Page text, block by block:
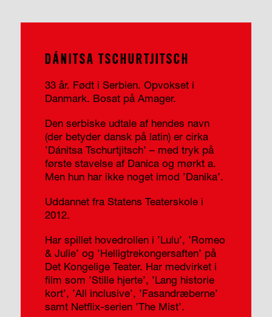
DÁNITSA TSCHURTJITSCH
33 år. Født i Serbien. Opvokset i
Danmark. Bosat på Amager.
Den serbiske udtale af hendes navn
(der betyder dansk på latin) er cirka
’Dánitsa Tschur­tjitsch’ – med tryk på
første stavelse af Danica og mørkt a.
Men hun har ikke noget imod ’Danika’.
Uddannet fra Statens Teaterskole i
2012.
Har spillet hoved­rollen i ’Lulu’, ’Romeo
& Julie’ og ’Helligtrekongersaften’ på
Det Kongelige Teater. Har medvirket i
film som ’Stille hjerte’, ’Lang historie
kort’, ’All inclusive’, ’Fasandræberne’
samt Netflix-serien ’The Mist’.